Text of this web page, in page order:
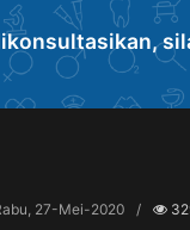
27-Mei-2020 /